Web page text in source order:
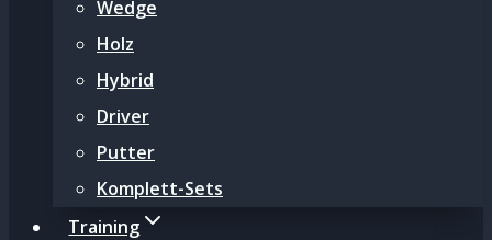
Wedge
Holz
Hybrid
Driver
Putter
Komplett-Sets
Training